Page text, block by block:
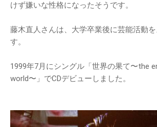
けず嫌いな性格になったそうです。
藤木直人さんは、大学卒業後に芸能活動
す。
1999年7月にシングル「世界の果て〜the
world〜」でCDデビューしました。